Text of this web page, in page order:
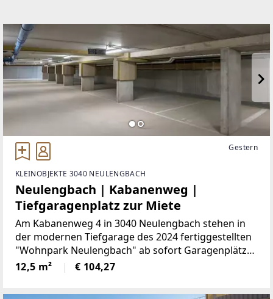
Gestern
KLEINOBJEKTE 3040 NEULENGBACH
Neulengbach | Kabanenweg |
Tiefgaragenplatz zur Miete
Am Kabanenweg 4 in 3040 Neulengbach stehen in
der modernen Tiefgarage des 2024 fertiggestellten
"Wohnpark Neulengbach" ab sofort Garagenplätze
zur Miete bereit. Die Stellplätze verfügen über
Größen von 12,5 m² bis 17,75 m² und bieten damit
12,5 m² € 104,27